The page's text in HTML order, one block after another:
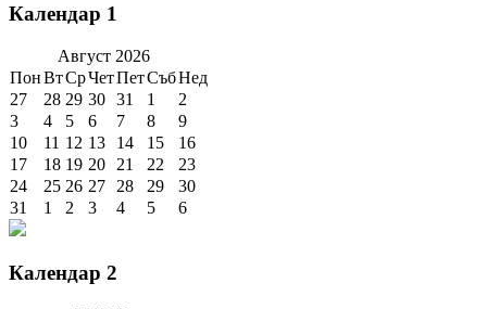
Календар 1
Август 2026
ПонВтСрЧетПетСъбНед
27
28 29 30 31 1
2
3
4 5 6 7 8
9
10
11 12 13 14 15
16
17
18 19 20 21 22
23
24
25 26 27 28 29
30
31
1 2 3 4 5 6
Календар 2